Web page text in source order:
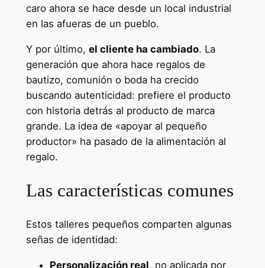
caro ahora se hace desde un local industrial
en las afueras de un pueblo.
Y por último, el cliente ha cambiado. La
generación que ahora hace regalos de
bautizo, comunión o boda ha crecido
buscando autenticidad: prefiere el producto
con historia detrás al producto de marca
grande. La idea de «apoyar al pequeño
productor» ha pasado de la alimentación al
regalo.
Las características comunes
Estos talleres pequeños comparten algunas
señas de identidad:
Personalización real, no aplicada por